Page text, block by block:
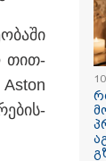
თით­